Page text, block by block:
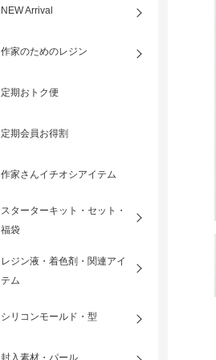
NEW Arrival
作家のためのレジン
定期おトク便
定期会員お得割
作家さんイチオシアイテム
スターターキット・セット・
福袋
レジン液・着色剤・関連アイ
テム
シリコンモールド・型
封入素材・パール